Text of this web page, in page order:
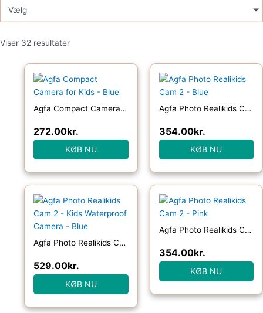
Vælg
Viser 32 resultater
Agfa Compact Camera for Kids – Blue
272.00kr.
KØB NU
Agfa Photo Realikids Cam 2 – Blue
354.00kr.
KØB NU
Agfa Photo Realikids Cam 2 – Kids Waterproof Camera – Blue
529.00kr.
KØB NU
Agfa Photo Realikids Cam 2 – Pink
354.00kr.
KØB NU